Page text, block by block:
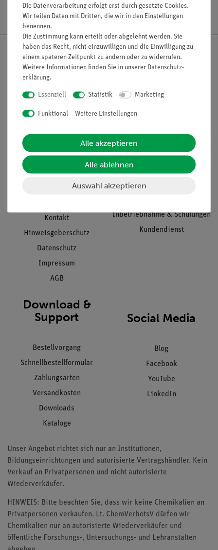
Unternehmen
Projekte und Lösungen
Kontakt
Hinweisgeberschutz
Datenschutz
Impressum
AGB
Übersicht Service
Beratung & Showroom
Inventarisierungs- &
Inbetriebnahme & Schulungen
Kundendienst
Download &
Support
Bestellvorgang
Schnellbestellformular
Zahlungsarten
Versandkosten
Downloads
Kataloge
Social Media
Blog
Facebook
YouTube
LinkedIn
Unser Angebot richtet sich nur an Institutionen,
Bildungseinrichtungen und autorisierte Vertragshändler. Kein
Verkauf an Privatpersonen und nicht autorisierte
Wiederverkäufer.
HINWEIS: Bitte beachten Sie, dass wir keine Chemikalien an
Privatpersonen verkaufen. Lt. ChemVerbotsV dürfen wir
Chemikalien nur an autorisierte Wiederverkäufer und
öffentliche Forschungs-, Untersuchungs- und Lehranstalten
Die Datenverarbeitung erfolgt erst durch gesetzte Cookies.
Wir teilen Daten mit Dritten, die wir in den Einstellungen
benennen.
Die Zustimmung kann erteilt oder abgelehnt werden. Sie
haben das Recht, nicht einzuwilligen und die Einwilligung zu
einem späteren Zeitpunkt zu ändern oder zu widerrufen.
Weitere Informationen finden Sie in unserer Daten­schutz­
erklärung.
Essenziell Statistik Marketing
Funktional Weitere Einstellungen
Alle akzeptieren
Alle ablehnen
Auswahl akzeptieren